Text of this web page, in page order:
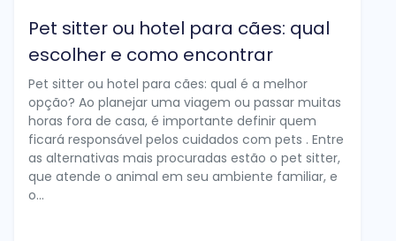
Pet sitter ou hotel para cães: qual
escolher e como encontrar
Pet sitter ou hotel para cães: qual é a melhor
opção? Ao planejar uma viagem ou passar muitas
horas fora de casa, é importante definir quem
ficará responsável pelos cuidados com pets . Entre
as alternativas mais procuradas estão o pet sitter,
que atende o animal em seu ambiente familiar, e
o...